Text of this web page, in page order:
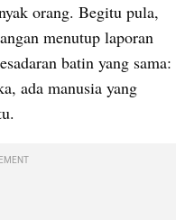
orang. Begitu pula,
menutup laporan
batin yang sama:
ada manusia yang